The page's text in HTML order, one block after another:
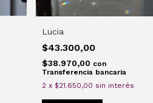
Lucia
$43.300,00
$38.970,00 con
Transferencia bancaria
2 x $21.650,00 sin interés